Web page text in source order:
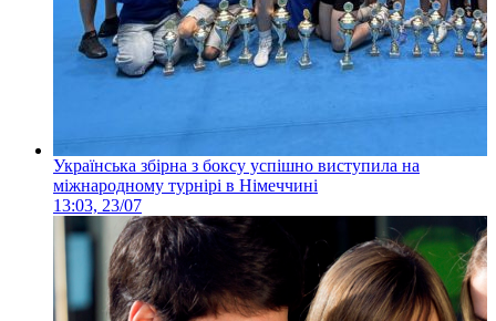
Українська збірна з боксу успішно виступила на
міжнародному турнірі в Німеччині
13:03, 23/07